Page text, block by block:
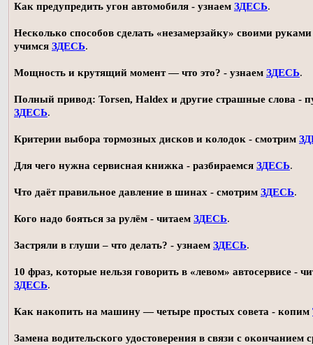
Как предупредить угон автомобиля - узнаем ЗДЕСЬ.
Несколько способов сделать «незамерзайку» своими
учимся ЗДЕСЬ.
Мощность и крутящий момент — что это? - узнаем ЗДЕСЬ.
Полный привод: Torsen, Haldex и другие страшные слова -
ЗДЕСЬ.
Критерии выбора тормозных дисков и колодок - смотрим
Для чего нужна сервисная книжка - разбираемся ЗДЕСЬ.
Что даёт правильное давление в шинах - смотрим ЗДЕСЬ.
Кого надо бояться за рулём - читаем ЗДЕСЬ.
Застряли в глуши – что делать? - узнаем ЗДЕСЬ.
10 фраз, которые нельзя говорить в «левом» автосервисе -
ЗДЕСЬ.
Как накопить на машину — четыре простых совета - копим
Замена водительского удостоверения в связи с окончанием